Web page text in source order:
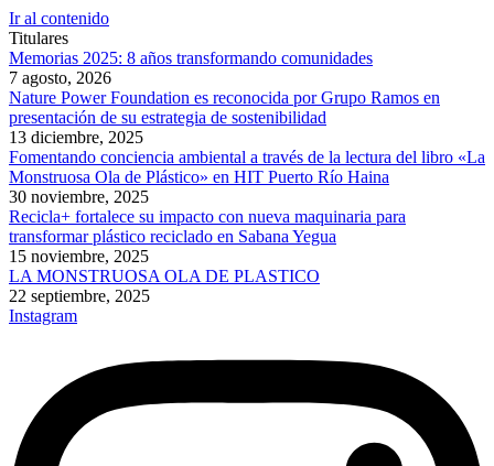
Ir al contenido
Titulares
Memorias 2025: 8 años transformando comunidades
7 agosto, 2026
Nature Power Foundation es reconocida por Grupo Ramos en
presentación de su estrategia de sostenibilidad
13 diciembre, 2025
Fomentando conciencia ambiental a través de la lectura del libro «La
Monstruosa Ola de Plástico» en HIT Puerto Río Haina
30 noviembre, 2025
Recicla+ fortalece su impacto con nueva maquinaria para
transformar plástico reciclado en Sabana Yegua
15 noviembre, 2025
LA MONSTRUOSA OLA DE PLASTICO
22 septiembre, 2025
Instagram